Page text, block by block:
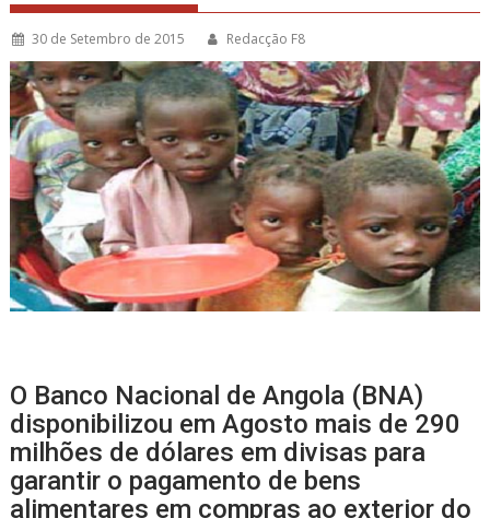
30 de Setembro de 2015 Redacção F8
O Banco Nacional de Angola (BNA)
disponibilizou em Agosto mais de 290
milhões de dólares em divisas para
garantir o pagamento de bens
alimentares em compras ao exterior do